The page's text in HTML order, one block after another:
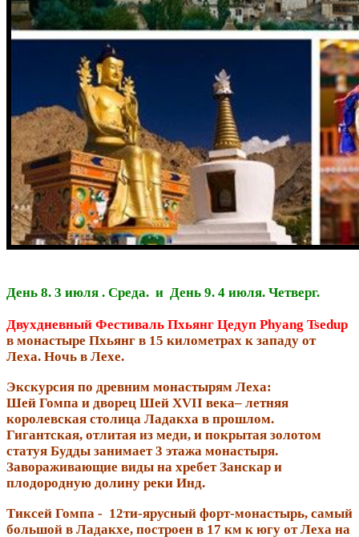
День 8. 3 июля . Среда. и День 9. 4 июля. Четверг.
Двухдневный Фестиваль Пхьянг Цедуп Phyang Tsedup
в монастыре Пхьянг в 15 километрах к западу от
Леха. Ночь в Лехе.
Экскурсия по древним монастырям Леха:
Шей Гомпа и дворец Шей XVII века– летняя
королевская столица Ладакха в прошлом.
Гигантская, отлитая из меди, и покрытая золотом
статуя Будды занимает 3 этажа монастыря.
Завораживающие виды на хребет Занскар и
плодородную долину реки Инд.
Тиксей Гомпа - 12ти-ярусный форт-монастырь, самый
большой в Ладакхе, построен в 17 км к югу от Леха на